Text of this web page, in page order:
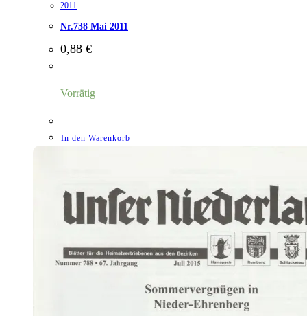
2011
Nr.738 Mai 2011
0,88 €
Vorrätig
In den Warenkorb